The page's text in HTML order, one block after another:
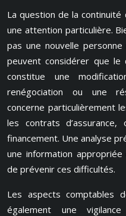
La question de la
une attention particulière.
pas une nouvelle
peuvent considérer que le
constitue une
renégociation ou une
concerne particulièrement
les contrats
financement. Une analyse
une information
de prévenir ces difficultés.
Les aspects comptables
également une